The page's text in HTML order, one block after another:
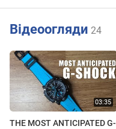
Відеоогляди 24
THE MOST ANTICIPATED G-